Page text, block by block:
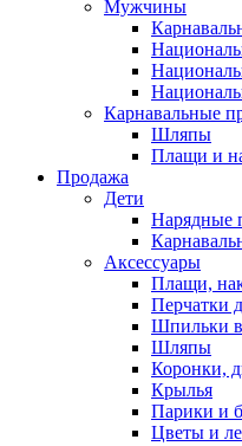
Мужчины
Карнавальные
Шляпы
Плащи и
Продажа
Дети
Нарядные
Аксессуары
Плащи,
Перчатки
Шпильки
Шляпы
Коронки,
Крылья
Парики и
Цветы и